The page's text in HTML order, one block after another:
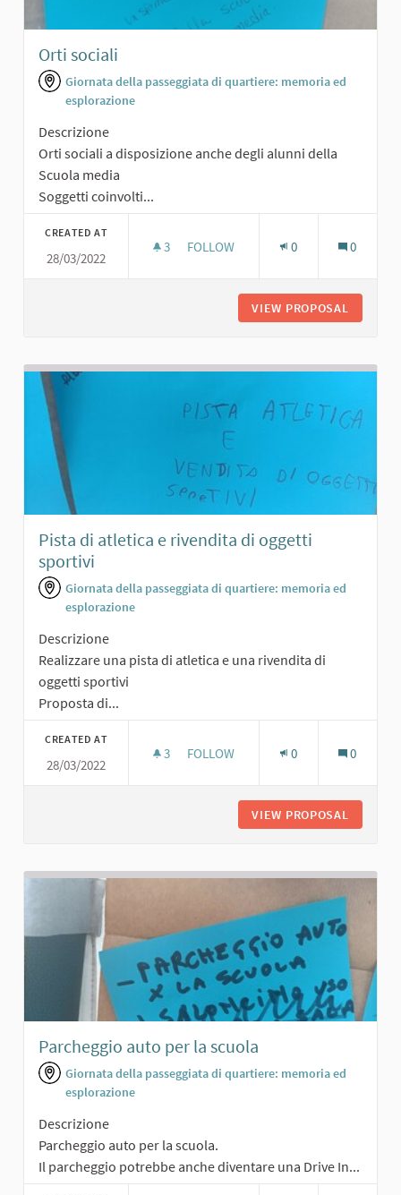
Orti sociali
Giornata della passeggiata di quartiere: memoria ed
esplorazione
Descrizione
Orti sociali a disposizione anche degli alunni della
Scuola media
Soggetti coinvolti...
CREATED AT
28/03/2022
3 3 FOLLOWERS
FOLLOW 0 0
VIEW PROPOSAL
Pista di atletica e rivendita di oggetti
sportivi
Giornata della passeggiata di quartiere: memoria ed
esplorazione
Descrizione
Realizzare una pista di atletica e una rivendita di
oggetti sportivi
Proposta di...
CREATED AT
28/03/2022
3 3 FOLLOWERS
FOLLOW 0 0
VIEW PROPOSAL
Parcheggio auto per la scuola
Giornata della passeggiata di quartiere: memoria ed
esplorazione
Descrizione
Parcheggio auto per la scuola.
Il parcheggio potrebbe anche diventare una Drive In...